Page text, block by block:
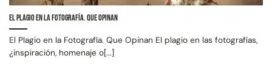
El Plagio en la Fotografía. Que Opinan
El Plagio en la Fotografía. Que Opinan El plagio en las fotografías,
¿inspiración, homenaje o[...]